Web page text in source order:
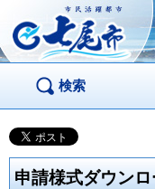
市民活躍都市 七尾
市
検索
申請様式ダウン